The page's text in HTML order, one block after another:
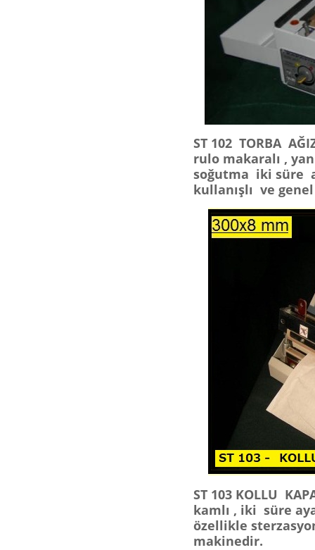
ST 102 TORBA
rulo makaralı ,
soğutma iki süre
kullanışlı ve
ST 103 KOLLU
kamlı , iki süre
özellikle
makinedir.